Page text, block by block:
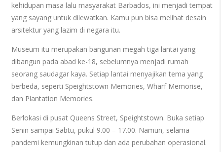
kehidupan masa lalu masyarakat Barbados, ini menjadi tempat
yang sayang untuk dilewatkan. Kamu pun bisa melihat desain
arsitektur yang lazim di negara itu.
Museum itu merupakan bangunan megah tiga lantai yang
dibangun pada abad ke-18, sebelumnya menjadi rumah
seorang saudagar kaya. Setiap lantai menyajikan tema yang
berbeda, seperti Speightstown Memories, Wharf Memorise,
dan Plantation Memories.
Berlokasi di pusat Queens Street, Speightstown. Buka setiap
Senin sampai Sabtu, pukul 9.00 – 17.00. Namun, selama
pandemi kemungkinan tutup dan ada perubahan operasional.